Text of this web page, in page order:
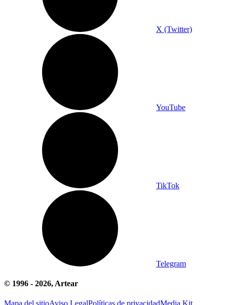
X (Twitter)
YouTube
TikTok
Telegram
© 1996 - 2026, Artear
Mapa del sitioAviso LegalPolíticas de privacidadMedia Kit